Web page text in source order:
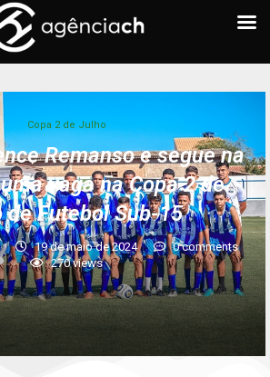
Copa 2 de Julho
Remanso e segue na
vaga na Copa 2 de
de Futebol Sub-15
19 de maio de 2024
0 comments
270views